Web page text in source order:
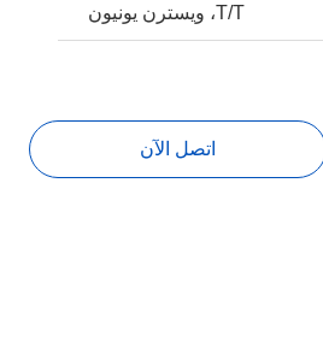
T/T، ويسترن يونيون
اتصل الآن